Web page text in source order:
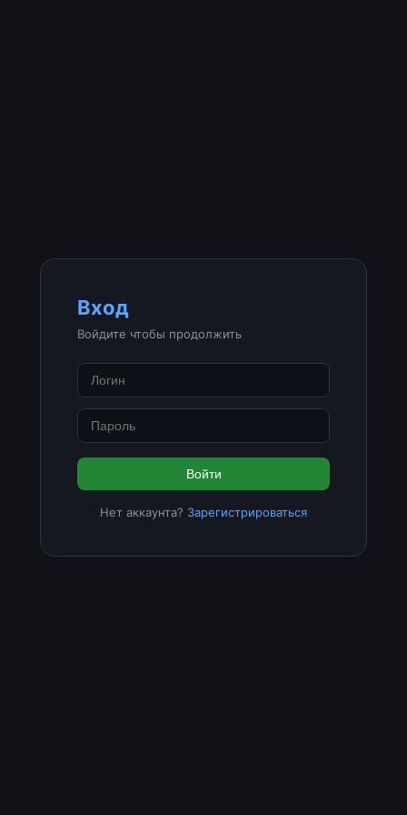
Вход
Войдите чтобы продолжить
Войти
Нет аккаунта? Зарегистрироваться